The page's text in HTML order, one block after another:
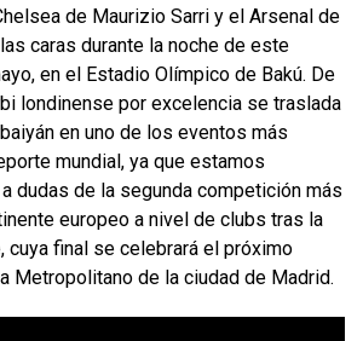
de Maurizio Sarri y el Arsenal de
caras durante la noche de este
en el Estadio Olímpico de Bakú. De
londinense por excelencia se traslada
en uno de los eventos más
mundial, ya que estamos
dudas de la segunda competición más
europeo a nivel de clubs tras la
cuya final se celebrará el próximo
Metropolitano de la ciudad de Madrid.